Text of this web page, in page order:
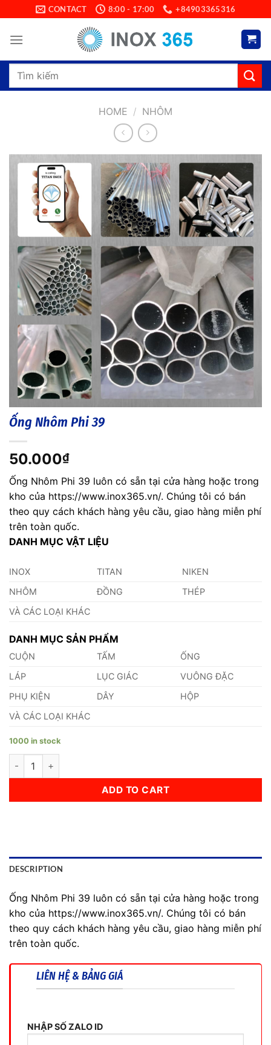
to
content
CONTACT 8:00 - 17:00 +84903365316
Search
HOME / NHÔM
Ống Nhôm Phi 39
50.000₫
Ống Nhôm Phi 39 luôn có sẵn tại cửa hàng hoặc trong
kho của https://www.inox365.vn/. Chúng tôi có bán
theo quy cách khách hàng yêu cầu, giao hàng miễn phí
trên toàn quốc.
DANH MỤC VẬT LIỆU
INOX TITAN
NIKEN
NHÔM
ĐỒNG
THÉP
VÀ CÁC LOẠI KHÁC
DANH MỤC SẢN PHẨM
CUỘN TẤM
ỐNG
LÁP
LỤC GIÁC
VUÔNG ĐẶC
PHỤ KIỆN
DÂY
HỘP
VÀ CÁC LOẠI KHÁC
1000 in stock
Ống Nhôm Phi 39 quantity
ADD TO CART
DESCRIPTION
Ống Nhôm Phi 39 luôn có sẵn tại cửa hàng hoặc trong
kho của https://www.inox365.vn/. Chúng tôi có bán
theo quy cách khách hàng yêu cầu, giao hàng miễn phí
trên toàn quốc.
LIÊN HỆ & BẢNG GIÁ
NHẬP SỐ ZALO ID